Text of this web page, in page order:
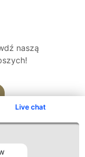
Live chat
naszą